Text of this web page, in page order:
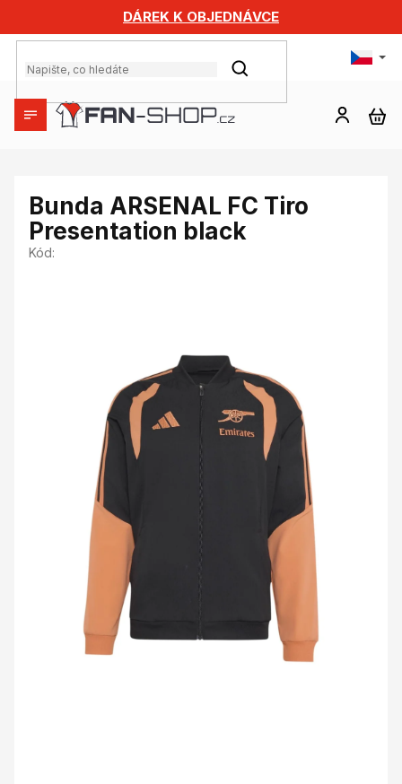
obsah
DÁREK K OBJEDNÁVCE
HLEDAT
Bunda ARSENAL FC Tiro
Presentation black
Kód: